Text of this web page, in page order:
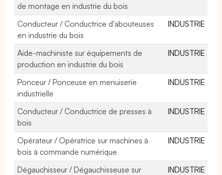
de montage en industrie du bois
Conducteur / Conductrice d'abouteuses
en industrie du bois
INDUSTRIE
Aide-machiniste sur équipements de
production en industrie du bois
INDUSTRIE
Ponceur / Ponceuse en menuiserie
industrielle
INDUSTRIE
Conducteur / Conductrice de presses à
bois
INDUSTRIE
Opérateur / Opératrice sur machines à
bois à commande numérique
INDUSTRIE
Dégauchisseur / Dégauchisseuse sur
INDUSTRIE